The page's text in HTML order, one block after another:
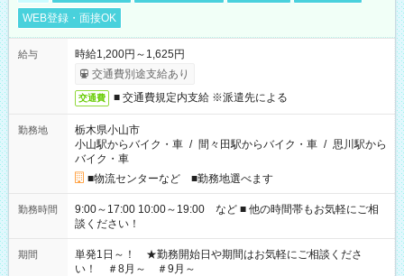
WEB登録・面接OK
給与
時給1,200円～1,625円
交通費別途支給あり
交通費 ■ 交通費規定内支給 ※派遣先による
勤務地
栃木県小山市
小山駅からバイク・車 / 間々田駅からバイク・車 / 思川駅から
バイク・車
■物流センターなど ■勤務地選べます
勤務時間
9:00～17:00 10:00～19:00 など ■ 他の時間帯もお気軽にご相
談ください！
期間
単発1日～！ ★勤務開始日や期間はお気軽にご相談くださ
い！ ＃8月～ ＃9月～